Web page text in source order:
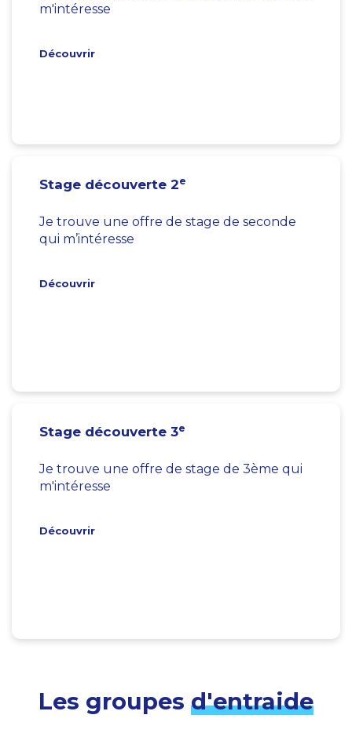
m'intéresse
Découvrir
Stage découverte 2e
Je trouve une offre de stage de seconde
qui m’intéresse
Découvrir
Stage découverte 3e
Je trouve une offre de stage de 3ème qui
m'intéresse
Découvrir
Les groupes d'entraide